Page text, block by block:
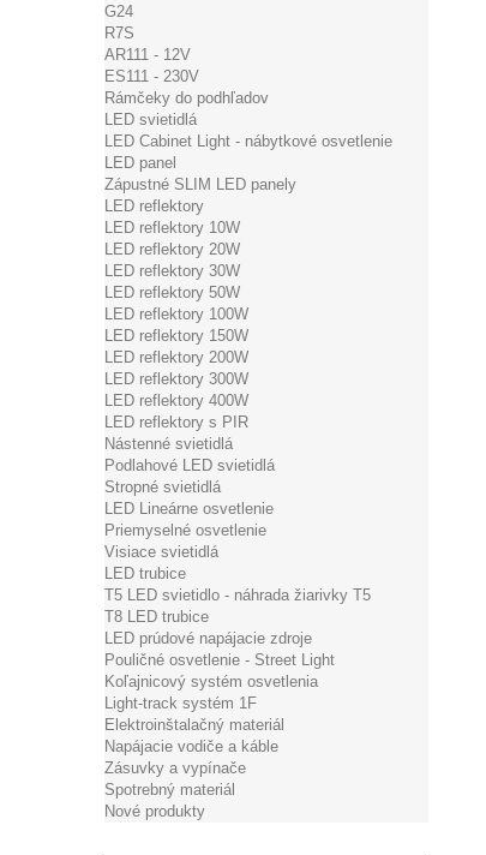
G24
R7S
AR111 - 12V
ES111 - 230V
Rámčeky do podhľadov
LED svietidlá
LED Cabinet Light - nábytkové osvetlenie
LED panel
Zápustné SLIM LED panely
LED reflektory
LED reflektory 10W
LED reflektory 20W
LED reflektory 30W
LED reflektory 50W
LED reflektory 100W
LED reflektory 150W
LED reflektory 200W
LED reflektory 300W
LED reflektory 400W
LED reflektory s PIR
Nástenné svietidlá
Podlahové LED svietidlá
Stropné svietidlá
LED Lineárne osvetlenie
Priemyselné osvetlenie
Visiace svietidlá
LED trubice
T5 LED svietidlo - náhrada žiarivky T5
T8 LED trubice
LED prúdové napájacie zdroje
Pouličné osvetlenie - Street Light
Koľajnicový systém osvetlenia
Light-track systém 1F
Elektroinštalačný materiál
Napájacie vodiče a káble
Zásuvky a vypínače
Spotrebný materiál
Nové produkty